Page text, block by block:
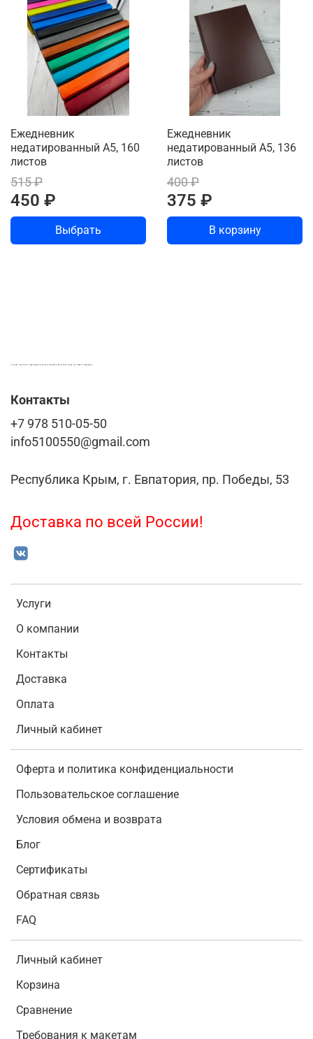
Ежедневник
недатированный А5, 160
листов
515 ₽
450 ₽
Выбрать
Ежедневник
недатированный А5, 136
листов
400 ₽
375 ₽
В корзину
Услуги
О компании
Контакты
Доставка
Оплата
Личный кабинет
Оферта и политика конфиденциальности
Пользовательское соглашение
Условия обмена и возврата
Блог
Сертификаты
Обратная связь
FAQ
Личный кабинет
Корзина
Сравнение
Требования к макетам
Контакты
+7 978 510-05-50
info5100550@gmail.com
Республика Крым, г. Евпатория, пр. Победы, 53
Доставка по всей России!